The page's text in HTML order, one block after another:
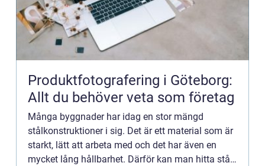
Produktfotografering i Göteborg:
Allt du behöver veta som företag
Många byggnader har idag en stor mängd
stålkonstruktioner i sig. Det är ett material som är
starkt, lätt att arbeta med och det har även en
mycket lång hållbarhet. Därför kan man hitta stål i